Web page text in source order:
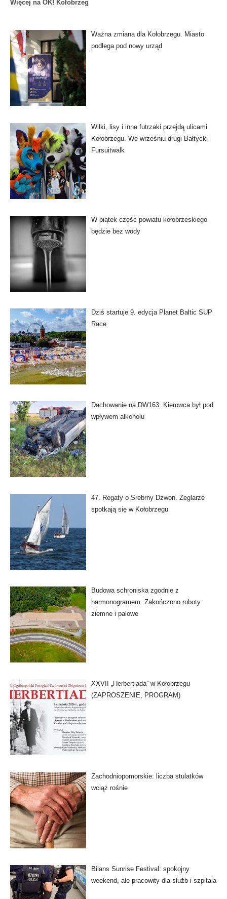
Więcej na OK! Kołobrzeg
Ważna zmiana dla Kołobrzegu. Miasto
podlega pod nowy urząd
Wilki, lisy i inne futrzaki przejdą ulicami
Kołobrzegu. We wrześniu drugi Bałtycki
Fursuitwalk
W piątek część powiatu kołobrzeskiego
będzie bez wody
Dziś startuje 9. edycja Planet Baltic SUP
Race
Dachowanie na DW163. Kierowca był pod
wpływem alkoholu
47. Regaty o Srebrny Dzwon. Żeglarze
spotkają się w Kołobrzegu
Budowa schroniska zgodnie z
harmonogramem. Zakończono roboty
ziemne i palowe
XXVII „Herbertiada” w Kołobrzegu
(ZAPROSZENIE, PROGRAM)
Zachodniopomorskie: liczba stulatków
wciąż rośnie
Bilans Sunrise Festival: spokojny
weekend, ale pracowity dla służb i szpitala